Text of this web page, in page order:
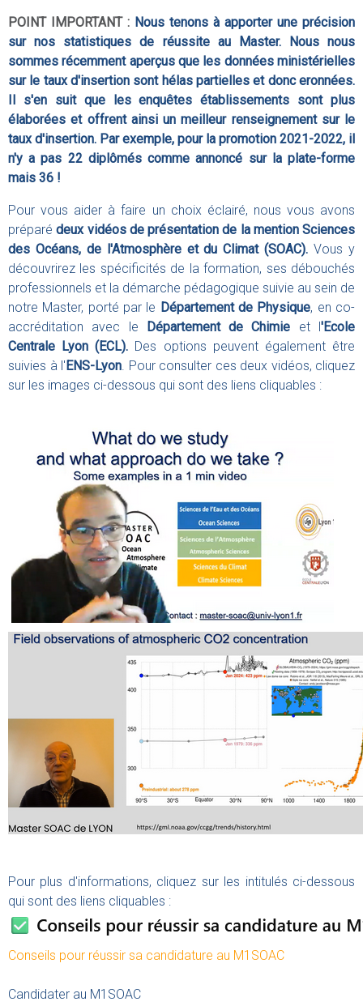
POINT IMPORTANT : Nous tenons à apporter une précision
sur nos statistiques de réussite au Master. Nous nous
sommes récemment aperçus que les données ministérielles
sur le taux d'insertion sont hélas partielles et donc eronnées.
Il s'en suit que les enquêtes établissements sont plus
élaborées et offrent ainsi un meilleur renseignement sur le
taux d'insertion. Par exemple, pour la promotion 2021-2022, il
n'y a pas 22 diplômés comme annoncé sur la plate-forme
mais 36 !
Pour vous aider à faire un choix éclairé, nous vous avons
préparédeux vidéos de présentation de la mention Sciences
des Océans, de l'Atmosphère et du Climat (SOAC). Vous y
découvrirez les spécificités de la formation, ses débouchés
professionnels et la démarche pédagogique suivie au sein de
notre Master, porté par le Département de Physique, en co-
accréditation avec le Département de Chimie et l'Ecole
Centrale Lyon (ECL). Des options peuvent également être
suivies à l'ENS-Lyon. Pour consulter ces deux vidéos, cliquez
sur les images ci-dessous qui sont des liens cliquables :
Pour plus d'informations, cliquez sur les intitulés ci-dessous
qui sont des liens cliquables :
Conseils pour réussir sa candidature au M1SOAC
Candidater au M1SOAC